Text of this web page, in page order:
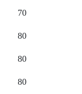
70
80
80
80